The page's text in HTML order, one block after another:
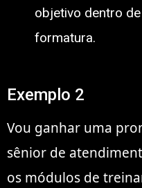
objetivo dentro
formatura.
Exemplo 2
Vou ganhar uma
sênior de
os módulos de